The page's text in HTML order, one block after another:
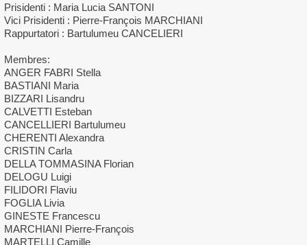
Prisidenti : Maria Lucia SANTONI
Vici Prisidenti : Pierre-François MARCHIANI
Rappurtatori : Bartulumeu CANCELIERI
Membres:
ANGER FABRI Stella
BASTIANI Maria
BIZZARI Lisandru
CALVETTI Esteban
CANCELLIERI Bartulumeu
CHERENTI Alexandra
CRISTIN Carla
DELLA TOMMASINA Florian
DELOGU Luigi
FILIDORI Flaviu
FOGLIA Livia
GINESTE Francescu
MARCHIANI Pierre-François
MARTELLI Camille